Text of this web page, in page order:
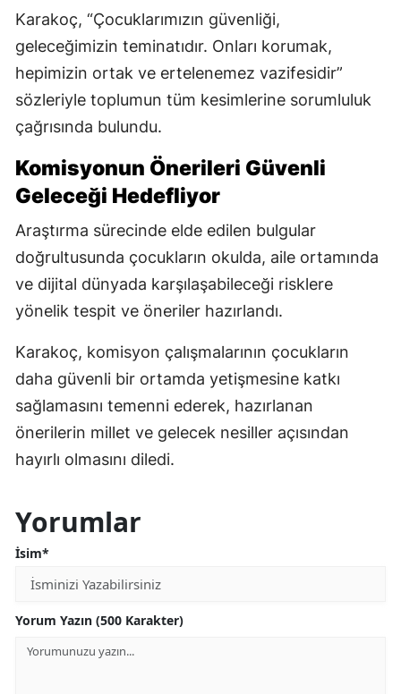
Karakoç, “Çocuklarımızın güvenliği,
geleceğimizin teminatıdır. Onları korumak,
hepimizin ortak ve ertelenemez vazifesidir”
sözleriyle toplumun tüm kesimlerine sorumluluk
çağrısında bulundu.
Komisyonun Önerileri Güvenli
Geleceği Hedefliyor
Araştırma sürecinde elde edilen bulgular
doğrultusunda çocukların okulda, aile ortamında
ve dijital dünyada karşılaşabileceği risklere
yönelik tespit ve öneriler hazırlandı.
Karakoç, komisyon çalışmalarının çocukların
daha güvenli bir ortamda yetişmesine katkı
sağlamasını temenni ederek, hazırlanan
önerilerin millet ve gelecek nesiller açısından
hayırlı olmasını diledi.
Yorumlar
İsim*
Yorum Yazın (500 Karakter)